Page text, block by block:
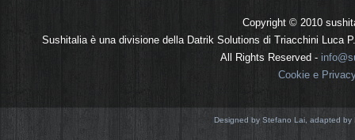
Copyright © 2010
Sushitalia è una divisione della Datrik Solutions di Triacchini Luca
All Rights Reserved -
Cookie e
Designed by Stefano Lai, adapted by